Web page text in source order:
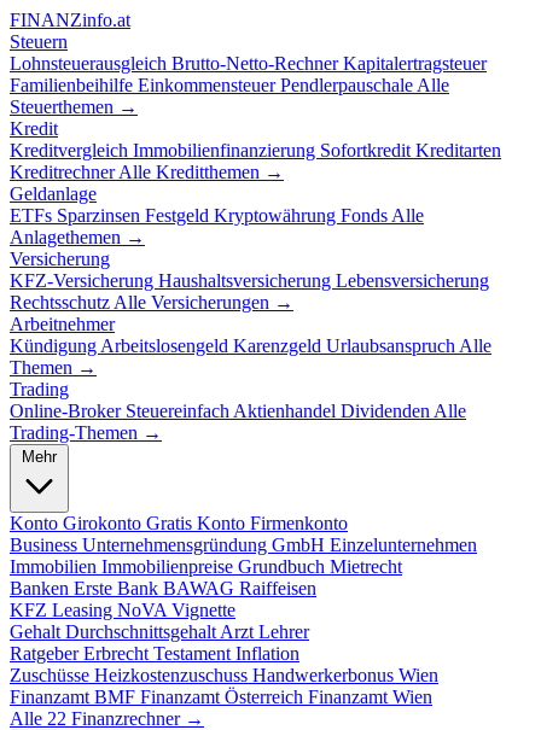
FINANZinfo.at
Steuern
Lohnsteuerausgleich Brutto-Netto-RechnerKapitalertragsteuer
Familienbeihilfe EinkommensteuerPendlerpauschale Alle
Steuerthemen →
Kredit
Kreditvergleich Immobilienfinanzierung Sofortkredit Kreditarten
KreditrechnerAlle Kreditthemen →
Geldanlage
ETFs Sparzinsen Festgeld Kryptowährung Fonds Alle
Anlagethemen →
Versicherung
KFZ-Versicherung Haushaltsversicherung Lebensversicherung
Rechtsschutz Alle Versicherungen →
Arbeitnehmer
Kündigung Arbeitslosengeld Karenzgeld Urlaubsanspruch Alle
Themen →
Trading
Online-Broker Steuereinfach Aktienhandel Dividenden Alle
Trading-Themen →
Mehr
Konto Girokonto Gratis Konto Firmenkonto
Business Unternehmensgründung GmbH Einzelunternehmen
Immobilien Immobilienpreise Grundbuch Mietrecht
Banken Erste Bank BAWAG Raiffeisen
KFZ Leasing NoVA Vignette
Gehalt Durchschnittsgehalt Arzt Lehrer
RatgeberErbrecht Testament Inflation
Zuschüsse Heizkostenzuschuss Handwerkerbonus Wien
Finanzamt BMF Finanzamt Österreich Finanzamt Wien
Alle 22 Finanzrechner →